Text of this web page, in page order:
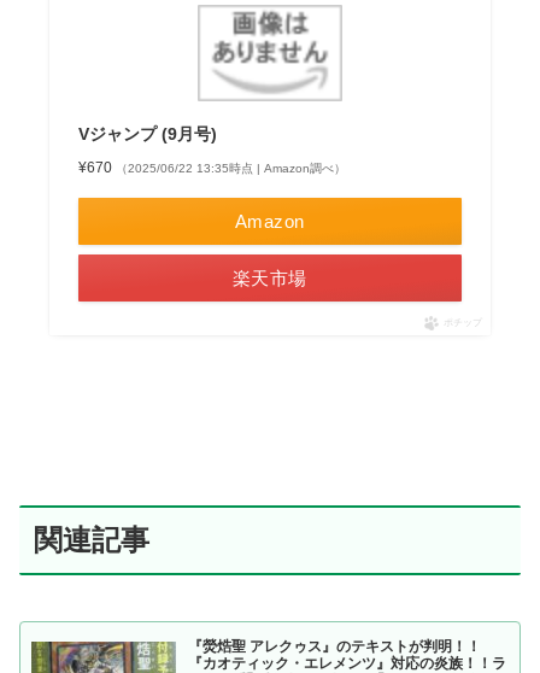
Vジャンプ (9月号)
¥670 （2025/06/22 13:35時点 | Amazon調べ）
Amazon
楽天市場
ポチップ
関連記事
『熒焅聖 アレクゥス』のテキストが判明！！
『カオティック・エレメンツ』対応の炎族！！ラ